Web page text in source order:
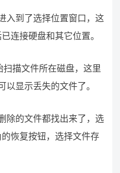
入到了选择位置窗口，这
连接硬盘和其它位置。
扫描文件所在磁盘，这里
以显示丢失的文件了。
除的文件都找出来了，选
恢复按钮，选择文件存